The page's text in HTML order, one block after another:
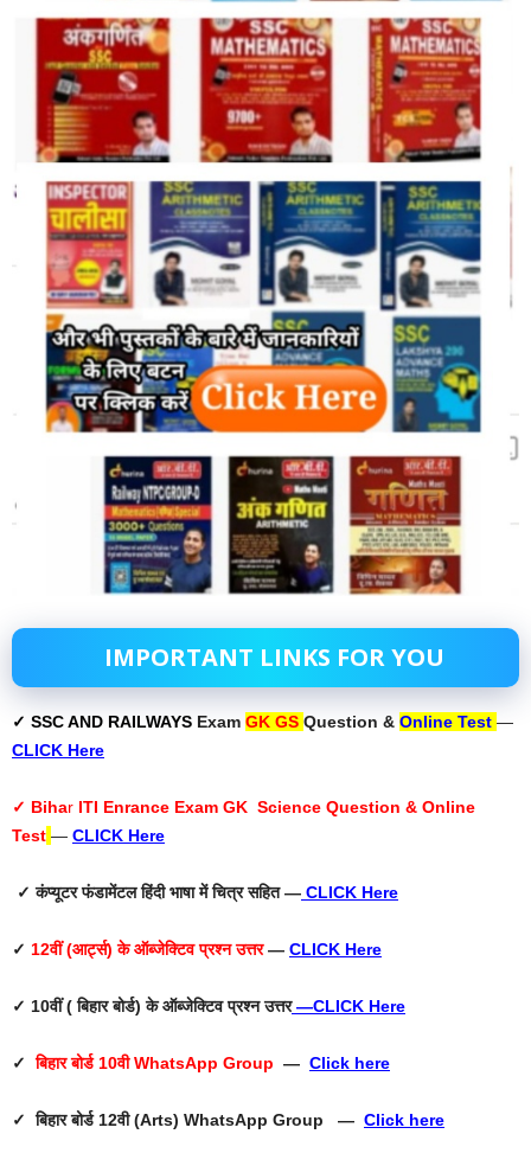
IMPORTANT LINKS FOR YOU
✓ SSC AND RAILWAYS Exam GK GS Question & Online Test —
CLICK Here
✓ Bihar ITI Enrance Exam GK Science Question & Online
Test — CLICK Here
✓ कंप्यूटर फंडामेंटल हिंदी भाषा में चित्र सहित — CLICK Here
✓ 12वीं (आर्ट्स) के ऑब्जेक्टिव प्रश्न उत्तर— CLICK Here
✓ 10वीं ( बिहार बोर्ड) के ऑब्जेक्टिव प्रश्न उत्तर—CLICK Here
✓बिहार बोर्ड 10वी WhatsApp Group — Click here
✓ बिहार बोर्ड 12वी (Arts) WhatsApp Group — Click here